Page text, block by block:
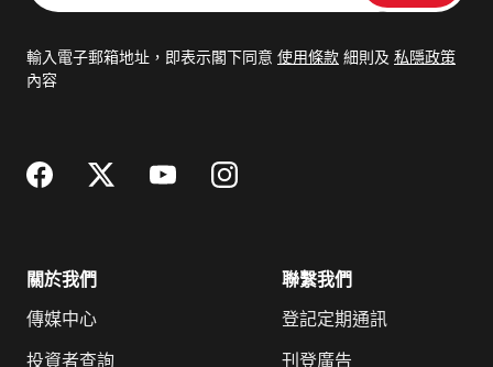
郵
輸入電子郵箱地址，即表示閣下同意 使用條款 細則及 私隱政策
內容
關於我們
傳媒中心
聯繫我們
登記定期通訊